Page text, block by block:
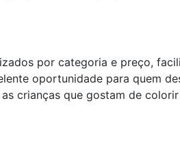
por categoria e preço,
oportunidade para quem
crianças que gostam de